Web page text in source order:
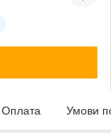
Оплата Умови